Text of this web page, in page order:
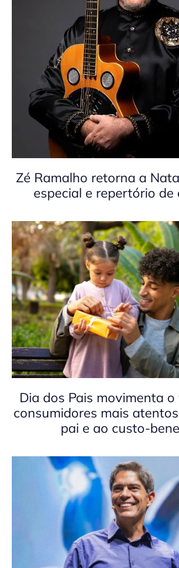
Zé Ramalho retorna a
especial e repertório de
Dia dos Pais movimenta
consumidores mais
pai e ao custo-